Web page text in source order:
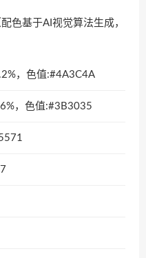
配色基于AI视觉算法生成，
，色值:#4A3C4A
，色值:#3B3035